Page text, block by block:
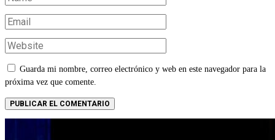
Guarda mi nombre, correo electrónico y web en este navegador para la
próxima vez que comente.